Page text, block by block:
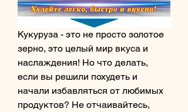
Кукуруза - это не просто золотое
зерно, это целый мир вкуса и
наслаждения! Но что делать,
если вы решили похудеть и
начали избавляться от любимых
продуктов? Не отчаивайтесь,